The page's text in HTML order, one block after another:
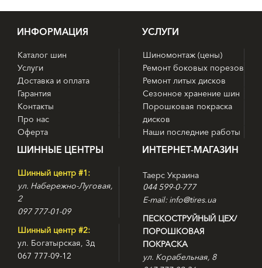
ИНФОРМАЦИЯ
Каталог шин
Услуги
Доставка и оплата
Гарантия
Контакты
Про нас
Оферта
УСЛУГИ
Шиномонтаж (цены)
Ремонт боковых порезов
Ремонт литых дисков
Сезонное хранение шин
Порошковая покраска
дисков
Наши последние работы
ШИННЫЕ ЦЕНТРЫ
Шинный центр #1:
ул. Набережно-Луговая,
2
097 777-01-09
Шинный центр #2:
ул. Богатырская, 3д
067 777-09-12
ИНТЕРНЕТ-МАГАЗИН
Таерс Украина
044 599-0-777
E-mail: info@tires.ua
ПЕСКОСТРУЙНЫЙ ЦЕХ/
ПОРОШКОВАЯ
ПОКРАСКА
ул. Корабельная, 8